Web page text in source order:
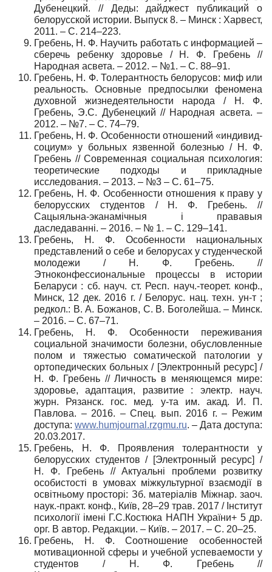
Дубенецкий. // Деды: дайджест публикаций о
белорусской истории. Выпуск 8. – Минск : Харвест,
2011. – С. 214–223.
Гребень, Н. Ф. Научить работать с информацией –
сберечь ребенку здоровье / Н. Ф. Гребень //
Народная асвета. – 2012. – №1. – С. 88–91.
Гребень, Н. Ф. Толерантность белорусов: миф или
реальность. Основные предпосылки феномена
духовной жизнедеятельности народа / Н. Ф.
Гребень, Э.С. Дубенецкий // Народная асвета. –
2012. – №7. – С. 74–79.
Гребень, Н. Ф. Особенности отношений «индивид-
социум» у больных язвенной болезнью / Н. Ф.
Гребень // Современная социальная психология:
теоретические подходы и прикладные
исследования. – 2013. – №3 – С. 61–75.
Гребень, Н. Ф. Особенности отношения к праву у
белорусских студентов / Н. Ф. Гребень. //
Сацыяльна-эканамічныя і прававыя
даследаванні. – 2016. – № 1. – С. 129–141.
Гребень, Н. Ф. Особенности национальных
представлений о себе и белорусах у студенческой
молодежи / Н. Ф. Гребень. //
Этноконфессиональные процессы в истории
Беларуси : сб. науч. ст. Респ. науч.-теорет. конф.,
Минск, 12 дек. 2016 г. / Белорус. нац. техн. ун-т ;
редкол.: В. А. Божанов, С. В. Боголейша. – Минск.
– 2016. – С. 67–71.
Гребень, Н. Ф. Особенности переживания
социальной значимости болезни, обусловленные
полом и тяжестью соматической патологии у
ортопедических больных / [Электронный ресурс] /
Н. Ф. Гребень // Личность в меняющемся мире:
здоровье, адаптация, развитие : электр. науч.
журн. Рязанск. гос. мед. у-та им. акад. И. П.
Павлова. – 2016. – Спец. вып. 2016 г. – Режим
доступа: www.humjournal.rzgmu.ru. – Дата доступа:
20.03.2017.
Гребень, Н. Ф. Проявления толерантности у
белорусских студентов / [Электронный ресурс] /
Н. Ф. Гребень // Актуальні проблеми розвитку
особистості в умовах міжкультурної взаємодії в
освітньому просторі: Зб. матеріалів Міжнар. заоч.
наук.-практ. конф., Київ, 28–29 трав. 2017 / Інститут
психології імені Г.С.Костюка НАПН України+ 5 др.
орг. В автор. Редакции. – Київ. – 2017. – С. 20–25.
Гребень, Н. Ф. Соотношение особенностей
мотивационной сферы и учебной успеваемости у
студентов / Н. Ф. Гребень //